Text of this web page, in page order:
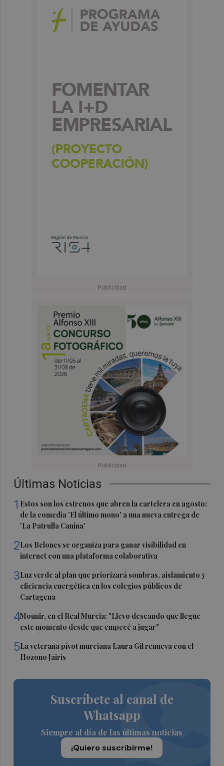
Últimas Noticias
1 Estos son los estrenos que abren la cartelera en agosto:
de la comedia 'El último mono' a una nueva entrega de
'La Patrulla Canina'
2Los Belones se organiza para ganar visibilidad en
internet con una plataforma colaborativa
3Luz verde al plan que priorizará sombras, aislamiento y
eficiencia energética en los colegios públicos de
Cartagena
4Mounir, en el Real Murcia: "Llevo deseando que llegue
este momento desde que empecé a jugar"
5La veterana pívot murciana Laura Gil renueva con el
Hozono Jairis
Suscríbete al canal de
Whatsapp
Siempre al día de las últimas noticias
¡Quiero suscribirme!